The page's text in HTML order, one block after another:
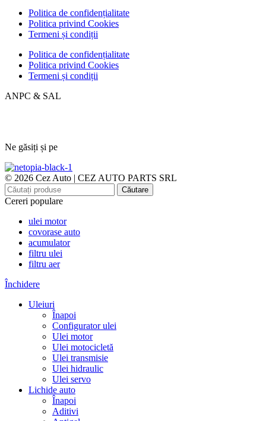
Politica de confidențialitate
Politica privind Cookies
Termeni și condiții
Politica de confidențialitate
Politica privind Cookies
Termeni și condiții
ANPC & SAL
Ne găsiți și pe
© 2026 Cez Auto | CEZ AUTO PARTS SRL
Căutare
Cereri populare
ulei motor
covorase auto
acumulator
filtru ulei
filtru aer
Închidere
Uleiuri
Înapoi
Configurator ulei
Ulei motor
Ulei motocicletă
Ulei transmisie
Ulei hidraulic
Ulei servo
Lichide auto
Înapoi
Aditivi